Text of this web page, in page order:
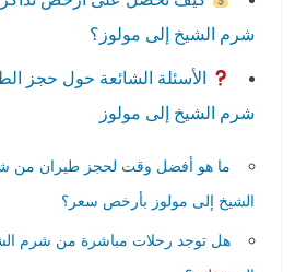
شرم الشيخ إلى مولوز؟
الأسئلة الشائعة حول حجز
شرم الشيخ إلى مولوز
ما هو أفضل وقت لحجز طيران من شرم
الشيخ إلى مولوز بأرخص سعر؟
هل توجد رحلات مباشرة من شرم الشيخ